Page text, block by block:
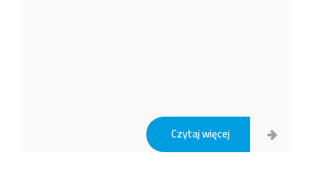
Czytaj więcej